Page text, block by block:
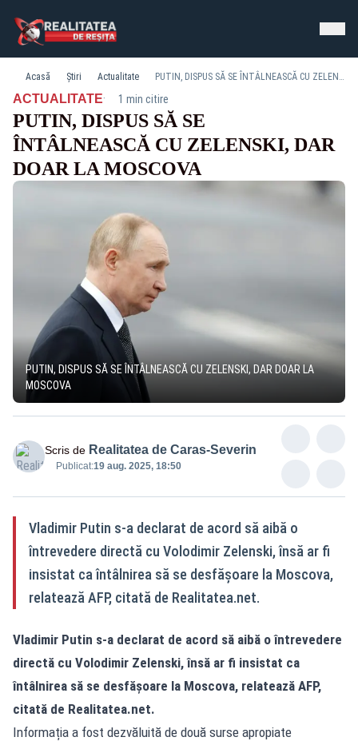
Acasă Știri Actualitate PUTIN, DISPUS SĂ SE ÎNTÂLNEASCĂ CU ZELENSKI, DAR DOAR LA MOSCOVA
ACTUALITATE· 1 min citire
PUTIN, DISPUS SĂ SE
ÎNTÂLNEASCĂ CU ZELENSKI, DAR
DOAR LA MOSCOVA
PUTIN, DISPUS SĂ SE ÎNTÂLNEASCĂ CU ZELENSKI, DAR DOAR LA
MOSCOVA
Scris de Realitatea de Caras-Severin
Publicat:19 aug. 2025, 18:50
Vladimir Putin s-a declarat de acord să aibă o
întrevedere directă cu Volodimir Zelenski, însă ar fi
insistat ca întâlnirea să se desfășoare la Moscova,
relatează AFP, citată de Realitatea.net.
Vladimir Putin s-a declarat de acord să aibă o întrevedere
directă cu Volodimir Zelenski, însă ar fi insistat ca
întâlnirea să se desfășoare la Moscova, relatează AFP,
citată de Realitatea.net.
Informația a fost dezvăluită de două surse apropiate